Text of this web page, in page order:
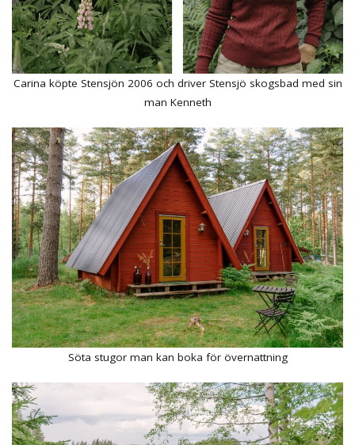
Carina köpte Stensjön 2006 och driver Stensjö skogsbad med sin
man Kenneth
Söta stugor man kan boka för övernattning